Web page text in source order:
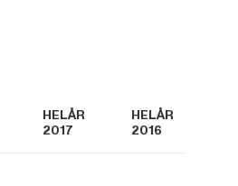
HELÅR
2017
HELÅR
2016